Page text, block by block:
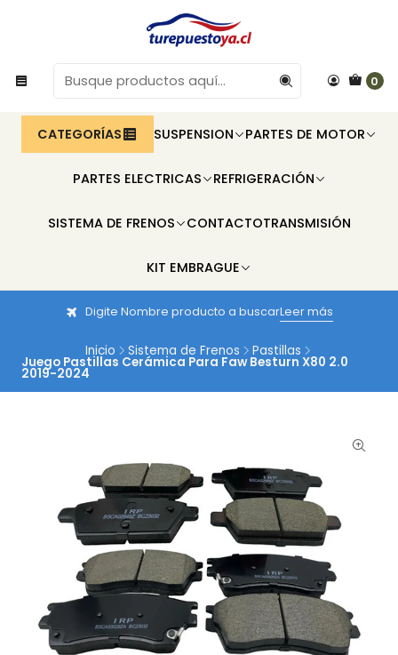
0
CATEGORÍAS SUSPENSION PARTES DE MOTOR
PARTES ELECTRICAS REFRIGERACIÓN
SISTEMA DE FRENOS CONTACTOTRANSMISIÓN
KIT EMBRAGUE
Digite Nombre producto a buscarLeer más
Inicio Sistema de Frenos Pastillas
Juego Pastillas Cerámica Para Faw Besturn X80 2.0
2019-2024